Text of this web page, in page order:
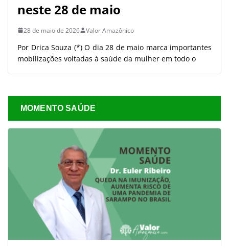
neste 28 de maio
28 de maio de 2026 Valor Amazônico
Por Drica Souza (*) O dia 28 de maio marca importantes
mobilizações voltadas à saúde da mulher em todo o
MOMENTO SAÚDE